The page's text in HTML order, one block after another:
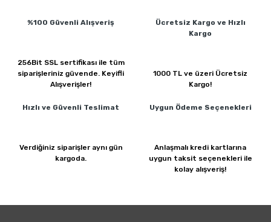
%100 Güvenli Alışveriş
256Bit SSL sertifikası ile tüm
siparişleriniz güvende. Keyifli
Alışverişler!
Ücretsiz Kargo ve Hızlı
Kargo
1000 TL ve üzeri Ücretsiz
Kargo!
Hızlı ve Güvenli Teslimat
Verdiğiniz siparişler aynı gün
kargoda.
Uygun Ödeme Seçenekleri
Anlaşmalı kredi kartlarına
uygun taksit seçenekleri ile
kolay alışveriş!